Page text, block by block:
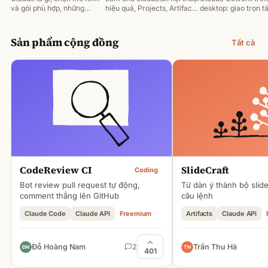
và gói phù hợp, những
hiệu quả, Projects, Artifacts desktop: giao trọn
Sản phẩm cộng đồng Tất cả
CodeReview CI Coding
Bot review pull request tự động,
comment thẳng lên GitHub
Claude Code Claude API Freemium
Đỗ Hoàng Nam 2 401
SlideCraft
Từ dàn ý thành bộ
câu lệnh
Artifacts Claude API
Trần Thu Hà